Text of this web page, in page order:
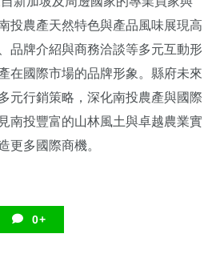
投農產天然特色與產品風味展現高
品牌介紹與商務洽談等多元互動形
在國際市場的品牌形象。縣府未來
元行銷策略，深化南投農產與國際
南投豐富的山林風土與卓越農業實
更多國際商機。
0+